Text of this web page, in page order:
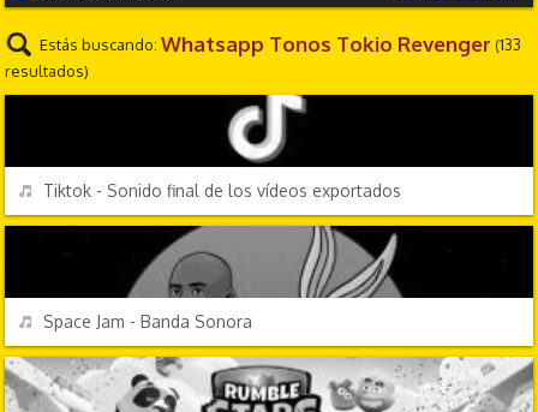
Estás buscando:Whatsapp Tonos Tokio Revenger (133
resultados)
REPRODUCIR
Tiktok - Sonido final de los vídeos exportados
REPRODUCIR
Space Jam - Banda Sonora